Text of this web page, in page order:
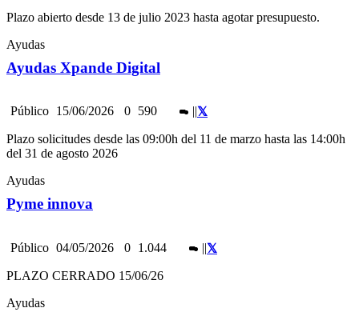
Plazo abierto desde 13 de julio 2023 hasta agotar presupuesto.
Ayudas
Ayudas Xpande Digital
Público 15/06/2026 0 590 ||
Plazo solicitudes desde las 09:00h del 11 de marzo hasta las 14:00h
del 31 de agosto 2026
Ayudas
Pyme innova
Público 04/05/2026 0 1.044 ||
PLAZO CERRADO 15/06/26
Ayudas